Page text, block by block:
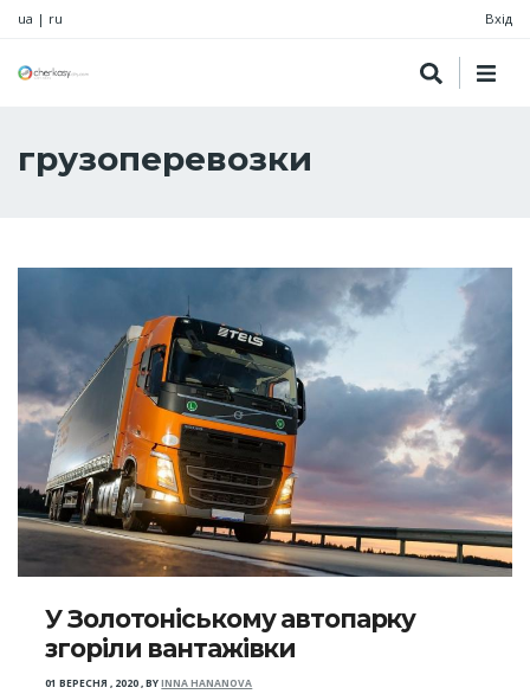
ua | ru Вхід
грузоперевозки
У Золотоніському автопарку
згоріли вантажівки
01 ВЕРЕСНЯ , 2020,BYINNA HANANOVA